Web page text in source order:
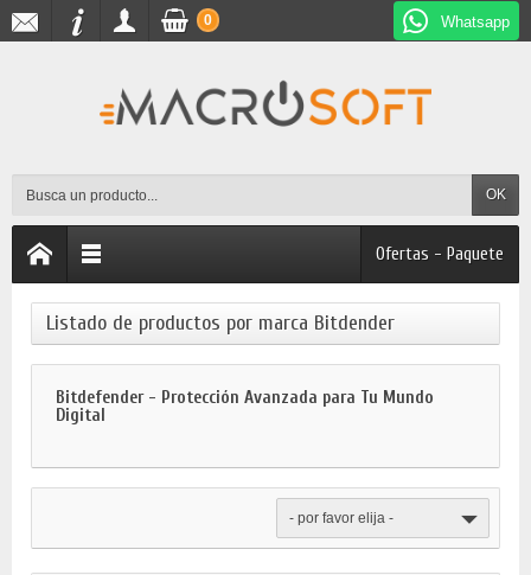
Whatsapp
OK
0
Ofertas - Paquete
Listado de productos por marca Bitdender
Bitdefender - Protección Avanzada para Tu Mundo
Digital
- por favor elija -